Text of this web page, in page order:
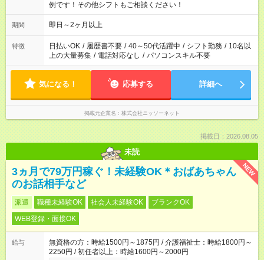
例です！その他シフトもご相談ください！
期間 即日～2ヶ月以上
特徴 日払いOK / 履歴書不要 / 40～50代活躍中 / シフト勤務 / 10名以
上の大量募集 / 電話対応なし / パソコンスキル不要
気になる！ 応募する 詳細へ
掲載元企業名 株式会社ニッソーネット
掲載日：2026.08.05
未読
NEW
3ヵ月で79万円稼ぐ！未経験OK＊おばあちゃん
のお話相手など
派遣 職種未経験OK 社会人未経験OK
ブランクOK
WEB登録・面接OK
給与
無資格の方：時給1500円～1875円 / 介護福祉士：時給1800円～
2250円 / 初任者以上：時給1600円～2000円